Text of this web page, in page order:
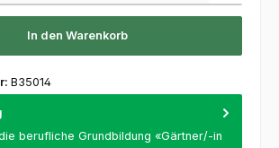
In den Warenkorb
B35014
berufliche Grundbildung «Gärtner/-in